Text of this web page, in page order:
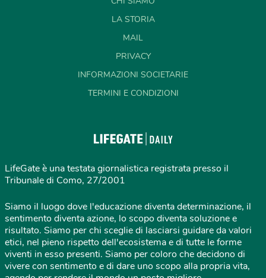
LA STORIA
MAIL
PRIVACY
INFORMAZIONI SOCIETARIE
TERMINI E CONDIZIONI
LifeGate è una testata giornalistica registrata presso il
Tribunale di Como, 27/2001
Siamo il luogo dove l'educazione diventa determinazione, il
sentimento diventa azione, lo scopo diventa soluzione e
risultato. Siamo per chi sceglie di lasciarsi guidare da valori
etici, nel pieno rispetto dell'ecosistema e di tutte le forme
viventi in esso presenti. Siamo per coloro che decidono di
vivere con sentimento e di dare uno scopo alla propria vita,